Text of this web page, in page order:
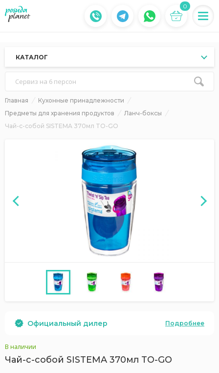
0
КАТАЛОГ
Сервиз на 6 персон
Главная
Кухонные принадлежности
Предметы для хранения продуктов
Ланч-боксы
Чай-с-собой SISTEMA 370мл TO-GO
Официальный дилер Подробнее
В наличии
Чай-с-собой SISTEMA 370мл TO-GO